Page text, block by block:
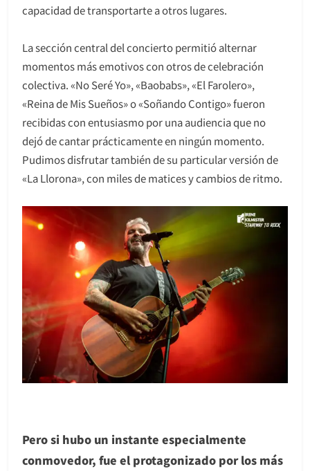
capacidad de transportarte a otros lugares.
La sección central del concierto permitió alternar
momentos más emotivos con otros de celebración
colectiva. «No Seré Yo», «Baobabs», «El Farolero»,
«Reina de Mis Sueños» o «Soñando Contigo» fueron
recibidas con entusiasmo por una audiencia que no
dejó de cantar prácticamente en ningún momento.
Pudimos disfrutar también de su particular versión de
«La Llorona», con miles de matices y cambios de ritmo.
Pero si hubo un instante especialmente
conmovedor, fue el protagonizado por los más